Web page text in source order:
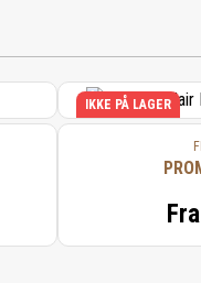
IKKE PÅ LAGER
Fra